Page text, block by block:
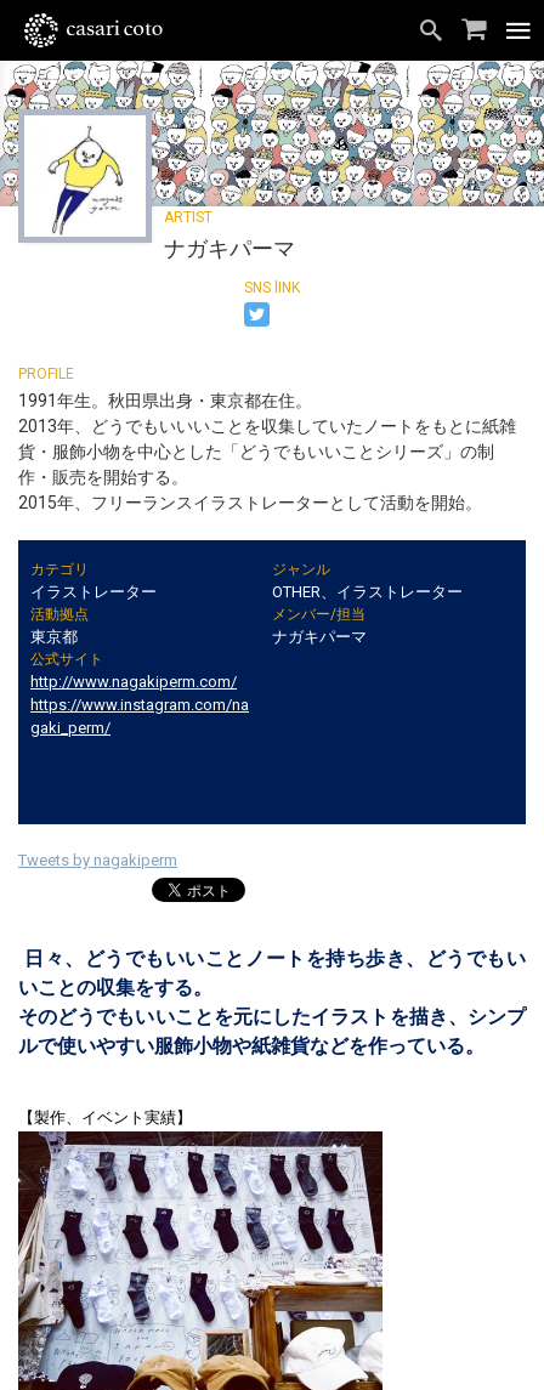
ナガキパーマ
1991年生。秋田県出身・東京都在住。
2013年、どうでもいいいことを収集していたノートをもとに紙雑
貨・服飾小物を中心とした「どうでもいいことシリーズ」の制
作・販売を開始する。
2015年、フリーランスイラストレーターとして活動を開始。
カテゴリ
イラストレーター
ジャンル
OTHER、イラストレーター
活動拠点
東京都
メンバー/担当
ナガキパーマ
公式サイト
http://www.nagakiperm.com/
https://www.instagram.com/na
gaki_perm/
Tweets by nagakiperm
日々、どうでもいいことノートを持ち歩き、どうでもい
いことの収集をする。
そのどうでもいいことを元にしたイラストを描き、シンプ
ルで使いやすい服飾小物や紙雑貨などを作っている。